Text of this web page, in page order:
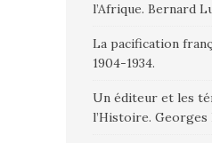
l’Afrique. Bernard
La pacification
1904-1934.
Un éditeur et les
l’Histoire. Georges